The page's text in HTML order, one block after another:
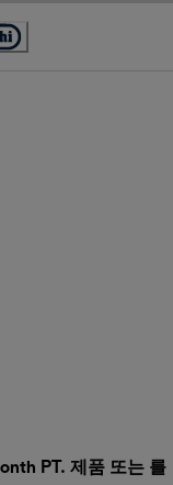
PT. 제품 또는 를